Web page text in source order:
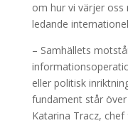
om hur vi värjer
ledande
– Samhällets
eller politisk
fundament står
Katarina Tracz,